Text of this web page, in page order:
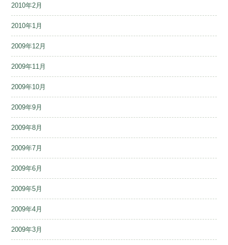
2010年2月
2010年1月
2009年12月
2009年11月
2009年10月
2009年9月
2009年8月
2009年7月
2009年6月
2009年5月
2009年4月
2009年3月